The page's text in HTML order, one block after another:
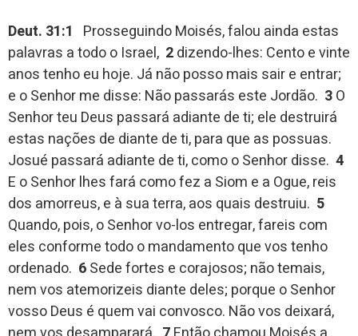
Deut. 31:1 Prosseguindo Moisés, falou ainda estas
palavras a todo o Israel, 2dizendo-lhes: Cento e vinte
anos tenho eu hoje. Já não posso mais sair e entrar;
e o Senhor me disse: Não passarás este Jordão. 3O
Senhor teu Deus passará adiante de ti; ele destruirá
estas nações de diante de ti, para que as possuas.
Josué passará adiante de ti, como o Senhor disse. 4
E o Senhor lhes fará como fez a Siom e a Ogue, reis
dos amorreus, e à sua terra, aos quais destruiu. 5
Quando, pois, o Senhor vo-los entregar, fareis com
eles conforme todo o mandamento que vos tenho
ordenado. 6Sede fortes e corajosos; não temais,
nem vos atemorizeis diante deles; porque o Senhor
vosso Deus é quem vai convosco. Não vos deixará,